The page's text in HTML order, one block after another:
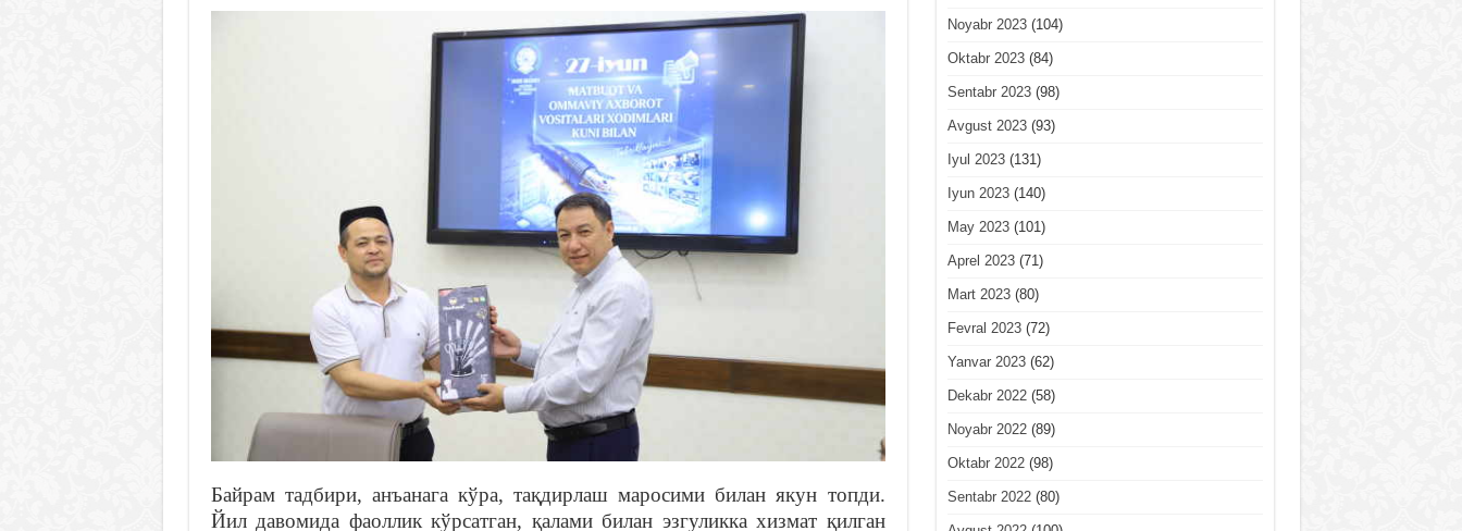
Байрам тадбири, анъанага кўра, тақдирлаш маросими билан якун топди.
Йил давомида фаоллик кўрсатган, қалами билан эзгуликка хизмат қилган
Noyabr 2023(104)
Oktabr 2023(84)
Sentabr 2023(98)
Avgust 2023(93)
Iyul 2023(131)
Iyun 2023(140)
May 2023(101)
Aprel 2023(71)
Mart 2023(80)
Fevral 2023(72)
Yanvar 2023(62)
Dekabr 2022(58)
Noyabr 2022(89)
Oktabr 2022(98)
Sentabr 2022(80)